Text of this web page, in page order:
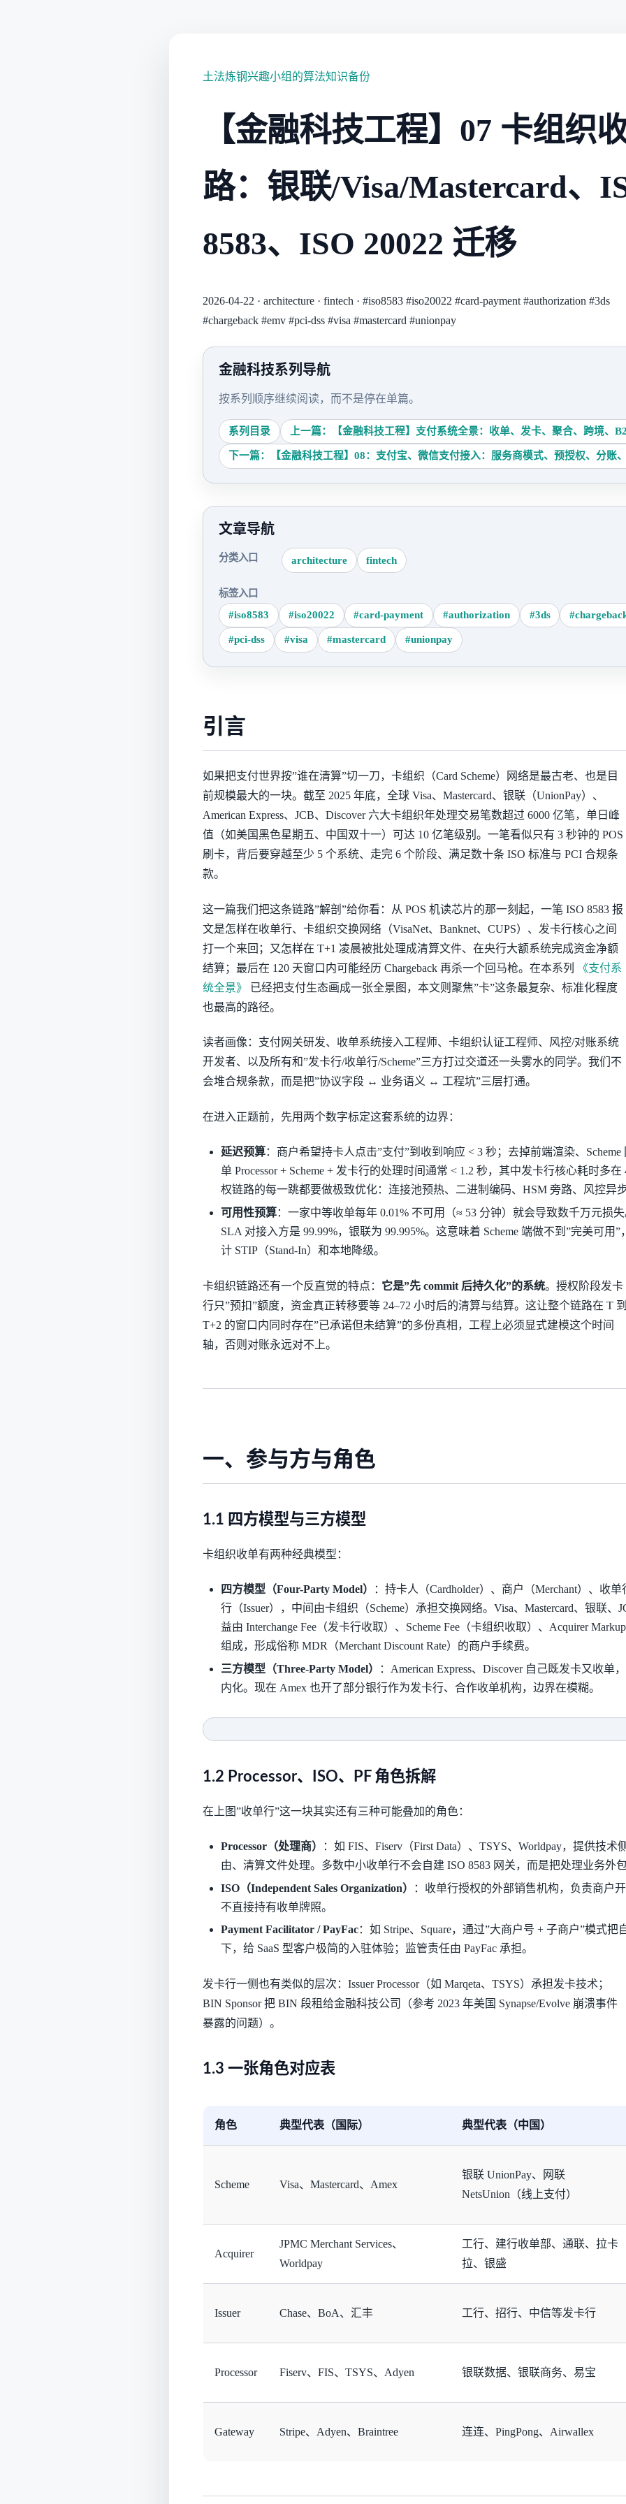
土法炼钢兴趣小组的算法知识备份
【金融科技工程】07 卡组织
路：银联/Visa/Mastercard、
8583、ISO 20022 迁移
2026-04-22 · architecture · fintech · #iso8583 #iso20022 #card-payment #authorization #3ds
#chargeback #emv #pci-dss #visa #mastercard #unionpay
金融科技系列导航
按系列顺序继续阅读，而不是停在单篇。
系列目录 上一篇：【金融科技工程】支付系统全景：收单、发卡、聚合、跨境、
下一篇：【金融科技工程】08：支付宝、微信支付接入：服务商模式、预授权、分账
文章导航
分类入口 architecture fintech
标签入口
#iso8583
#iso20022 #card-payment #authorization #3ds
#pci-dss #visa #mastercard #unionpay
引言
如果把支付世界按”谁在清算”切一刀，卡组织（Card Scheme）网络是最古老、也是目
前规模最大的一块。截至 2025 年底，全球 Visa、Mastercard、银联（UnionPay）、
American Express、JCB、Discover 六大卡组织年处理交易笔数超过 6000 亿笔，单日峰
值（如美国黑色星期五、中国双十一）可达 10 亿笔级别。一笔看似只有 3 秒钟的 POS
刷卡，背后要穿越至少 5 个系统、走完 6 个阶段、满足数十条 ISO 标准与 PCI 合规条
款。
这一篇我们把这条链路”解剖”给你看：从 POS 机读芯片的那一刻起，一笔 ISO 8583 报
文是怎样在收单行、卡组织交换网络（VisaNet、Banknet、CUPS）、发卡行核心之间
打一个来回；又怎样在 T+1 凌晨被批处理成清算文件、在央行大额系统完成资金净额
结算；最后在 120 天窗口内可能经历 Chargeback 再杀一个回马枪。在本系列
《支付系
统全景》
已经把支付生态画成一张全景图，本文则聚焦”卡”这条最复杂、标准化程度
也最高的路径。
读者画像：支付网关研发、收单系统接入工程师、卡组织认证工程师、风控/对账系统
开发者、以及所有和”发卡行/收单行/Scheme”三方打过交道还一头雾水的同学。我们不
会堆合规条款，而是把”协议字段 ↔︎ 业务语义 ↔︎ 工程坑”三层打通。
在进入正题前，先用两个数字标定这套系统的边界：
延迟预算：商户希望持卡人点击”支付”到收到响应 < 3 秒；去掉前端渲染、
单 Processor + Scheme + 发卡行的处理时间通常 < 1.2 秒，其中发卡行核心耗时多在
权链路的每一跳都要做极致优化：连接池预热、二进制编码、HSM 旁路、风控异
可用性预算：一家中等收单每年 0.01% 不可用（≈ 53 分钟）就会导致数千万元损失
SLA 对接入方是 99.99%，银联为 99.995%。这意味着 Scheme 端做不到”完美可用
计 STIP（Stand-In）和本地降级。
卡组织链路还有一个反直觉的特点： 它是”先 commit 后持久化”的系统。授权阶段发卡
行只”预扣”额度，资金真正转移要等 24–72 小时后的清算与结算。这让整个链路在 T
T+2 的窗口内同时存在”已承诺但未结算”的多份真相，工程上必须显式建模这个时间
轴，否则对账永远对不上。
一、参与方与角色
1.1 四方模型与三方模型
卡组织收单有两种经典模型：
四方模型（Four-Party Model）
：持卡人（Cardholder）、商户（Merchant）、收
行（Issuer），中间由卡组织（Scheme）承担交换网络。Visa、Mastercard、银联、
益由 Interchange Fee（发卡行收取）、Scheme Fee（卡组织收取）、Acquirer
组成，形成俗称 MDR（Merchant Discount Rate）的商户手续费。
三方模型（Three-Party Model）
：American Express、Discover 自己既发卡又收单
内化。现在 Amex 也开了部分银行作为发卡行、合作收单机构，边界在模糊。
1.2 Processor、ISO、PF 角色拆解
在上图”收单行”这一块其实还有三种可能叠加的角色：
Processor（处理商）
：如 FIS、Fiserv（First Data）、TSYS、Worldpay，提供技
由、清算文件处理。多数中小收单行不会自建 ISO 8583 网关，而是把处理业务外包
ISO（Independent Sales Organization）
：收单行授权的外部销售机构，负责商户
不直接持有收单牌照。
Payment Facilitator / PayFac：如 Stripe、Square，通过”大商户号 + 子商户”模式把
下，给 SaaS 型客户极简的入驻体验；监管责任由 PayFac 承担。
发卡行一侧也有类似的层次：Issuer Processor（如 Marqeta、TSYS）承担发卡技术；
BIN Sponsor 把 BIN 段租给金融科技公司（参考 2023 年美国 Synapse/Evolve 崩溃事件
暴露的问题）。
1.3 一张角色对应表
角色 典型代表（国际） 典型代表（中国）
Scheme Visa、Mastercard、Amex
银联 UnionPay、网联
NetsUnion（线上支付）
Acquirer
JPMC Merchant Services、
Worldpay
工行、建行收单部、通联、拉卡
拉、银盛
Issuer Chase、BoA、汇丰 工行、招行、中信等发卡行
Processor Fiserv、FIS、TSYS、Adyen 银联数据、银联商务、易宝
Gateway Stripe、Adyen、Braintree 连连、PingPong、Airwallex